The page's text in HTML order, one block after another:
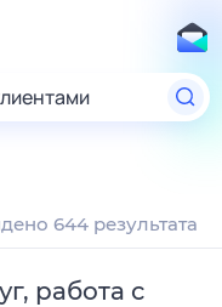
644 результата
работа с